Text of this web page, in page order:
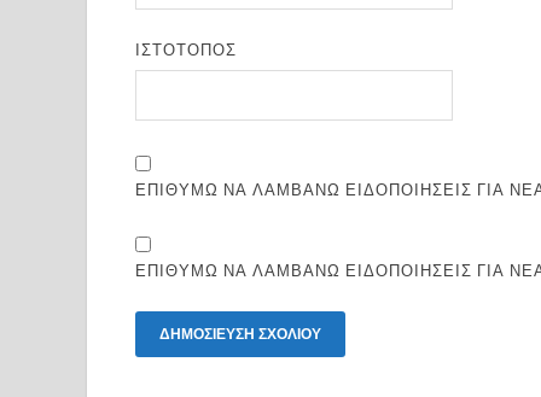
ΙΣΤΌΤΟΠΟΣ
ΕΠΙΘΥΜΏ ΝΑ ΛΑΜΒΆΝΩ ΕΙΔΟΠΟΙΉΣΕΙΣ ΓΙΑ
ΕΠΙΘΥΜΏ ΝΑ ΛΑΜΒΆΝΩ ΕΙΔΟΠΟΙΉΣΕΙΣ ΓΙΑ